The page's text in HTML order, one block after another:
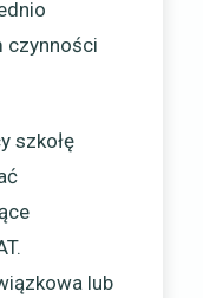
czynności
szkołę
lub